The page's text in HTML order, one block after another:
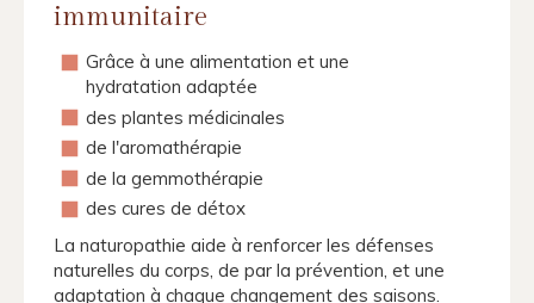
immunitaire
Grâce à une alimentation et une
hydratation adaptée
des plantes médicinales
de l'aromathérapie
de la gemmothérapie
des cures de détox
La naturopathie aide à renforcer les défenses
naturelles du corps, de par la prévention, et une
adaptation à chaque changement des saisons.